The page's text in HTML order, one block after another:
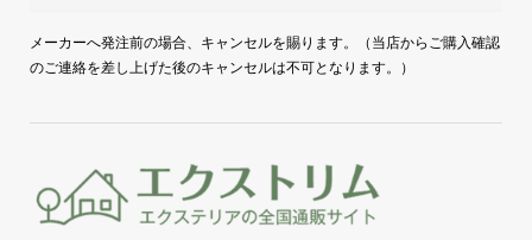
メーカーへ発注前の場合、キャンセルを賜ります。（当店からご購入確認
のご連絡を差し上げた後のキャンセルは不可となります。）